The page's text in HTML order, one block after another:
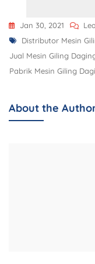
Jan 30, 2021
Distributor Mesin
Jual Mesin Giling
Pabrik Mesin Giling
About the